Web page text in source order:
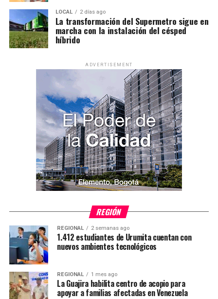
LOCAL 2 días ago
La transformación del Supermetro sigue en
marcha con la instalación del césped
híbrido
ADVERTISEMENT
REGIÓN
REGIONAL 2 semanas ago
1.412 estudiantes de Urumita cuentan con
nuevos ambientes tecnológicos
REGIONAL 1 mes ago
La Guajira habilita centro de acopio para
apoyar a familias afectadas en Venezuela